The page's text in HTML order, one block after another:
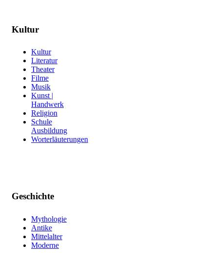
Kultur
Kultur
Literatur
Theater
Filme
Musik
Kunst |
Handwerk
Religion
Schule
Ausbildung
Worterläuterungen
Geschichte
Mythologie
Antike
Mittelalter
Moderne